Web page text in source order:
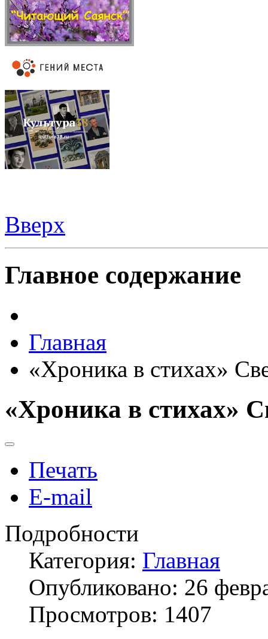
Вверх
Главное содержание
Главная
«Хроника в стихах»
«Хроника в стихах»
Печать
E-mail
Подробности
Категория: Главная
Опубликовано: 26
Просмотров: 1407